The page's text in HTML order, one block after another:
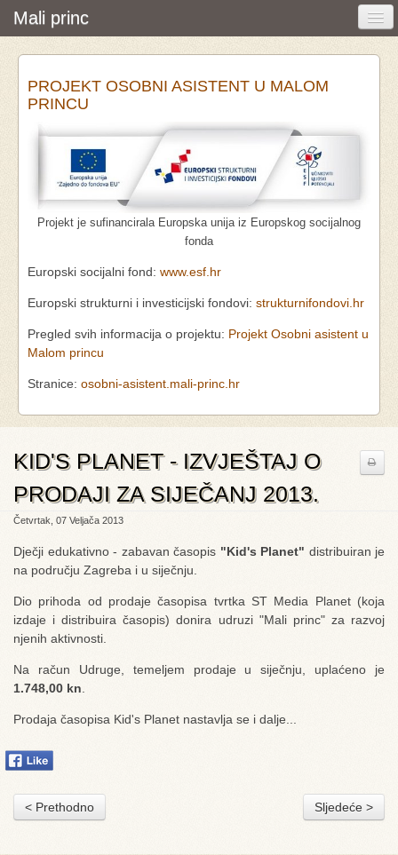
Mali princ
Početna
Vijesti i događanja
Udruga
Pretraživanje
PROJEKT OSOBNI ASISTENT U MALOM
PRINCU
Projekt je sufinancirala Europska unija iz Europskog socijalnog
fonda
Europski socijalni fond: www.esf.hr
Europski strukturni i investicijski fondovi: strukturnifondovi.hr
Pregled svih informacija o projektu: Projekt Osobni asistent u
Malom princu
Stranice: osobni-asistent.mali-princ.hr
KID'S PLANET - IZVJEŠTAJ O
PRODAJI ZA SIJEČANJ 2013.
Četvrtak, 07 Veljača 2013
Dječji edukativno - zabavan časopis "Kid's Planet" distribuiran je
na području Zagreba i u siječnju.
Dio prihoda od prodaje časopisa tvrtka ST Media Planet (koja
izdaje i distribuira časopis) donira udruzi "Mali princ" za razvoj
njenih aktivnosti.
Na račun Udruge, temeljem prodaje u siječnju, uplaćeno je
1.748,00 kn
Prodaja časopisa Kid's Planet nastavlja se i dalje...
< Prethodno Sljedeće >